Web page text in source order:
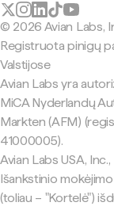
© 2026 Avian Labs,
Registruota pinigų
Valstijose
Avian Labs yra
MiCA Nyderlandų
Markten (AFM)
41000005).
Avian Labs USA,
Išankstinio
(toliau – "Kortelė")